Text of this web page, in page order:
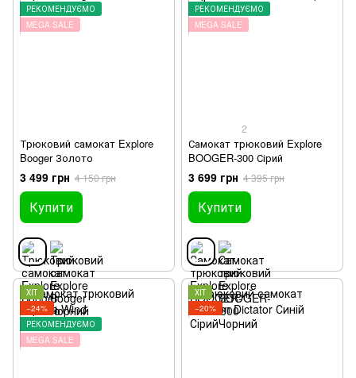
РЕКОМЕНДУЄМО
MEGA SALE
Трюковий самокат Explore
Booger Золото
3 499 грн 4 150 грн
Купити
РЕКОМЕНДУЄМО
MEGA SALE
2
Самокат трюковий Explore
BOOGER-300 Сірий
3 699 грн 4 395 грн
Купити
ХІТ
−24%
РЕКОМЕНДУЄМО
MEGA SALE
ХІТ
−20%